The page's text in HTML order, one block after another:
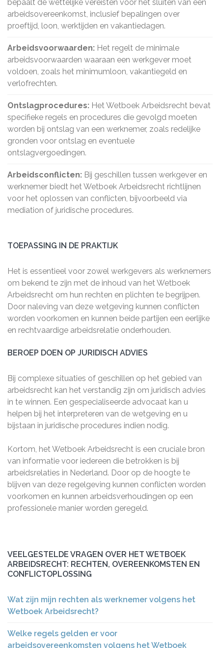
bepaalt de wettelijke vereisten voor het sluiten van een
arbeidsovereenkomst, inclusief bepalingen over
proeftijd, loon, werktijden en vakantiedagen.
Arbeidsvoorwaarden: Het regelt de minimale
arbeidsvoorwaarden waaraan een werkgever moet
voldoen, zoals het minimumloon, vakantiegeld en
verlofrechten.
Ontslagprocedures: Het Wetboek Arbeidsrecht bevat
specifieke regels en procedures die gevolgd moeten
worden bij ontslag van een werknemer, zoals redelijke
gronden voor ontslag en eventuele
ontslagvergoedingen.
Arbeidsconflicten: Bij geschillen tussen werkgever en
werknemer biedt het Wetboek Arbeidsrecht richtlijnen
voor het oplossen van conflicten, bijvoorbeeld via
mediation of juridische procedures.
TOEPASSING IN DE PRAKTIJK
Het is essentieel voor zowel werkgevers als werknemers
om bekend te zijn met de inhoud van het Wetboek
Arbeidsrecht om hun rechten en plichten te begrijpen.
Door naleving van deze wetgeving kunnen conflicten
worden voorkomen en kunnen beide partijen een eerlijke
en rechtvaardige arbeidsrelatie onderhouden.
BEROEP DOEN OP JURIDISCH ADVIES
Bij complexe situaties of geschillen op het gebied van
arbeidsrecht kan het verstandig zijn om juridisch advies
in te winnen. Een gespecialiseerde advocaat kan u
helpen bij het interpreteren van de wetgeving en u
bijstaan in juridische procedures indien nodig.
Kortom, het Wetboek Arbeidsrecht is een cruciale bron
van informatie voor iedereen die betrokken is bij
arbeidsrelaties in Nederland. Door op de hoogte te
blijven van deze regelgeving kunnen conflicten worden
voorkomen en kunnen arbeidsverhoudingen op een
professionele manier worden geregeld.
VEELGESTELDE VRAGEN OVER HET WETBOEK
ARBEIDSRECHT: RECHTEN, OVEREENKOMSTEN EN
CONFLICTOPLOSSING
Wat zijn mijn rechten als werknemer volgens het
Wetboek Arbeidsrecht?
Welke regels gelden er voor
arbeidsovereenkomsten volgens het Wetboek